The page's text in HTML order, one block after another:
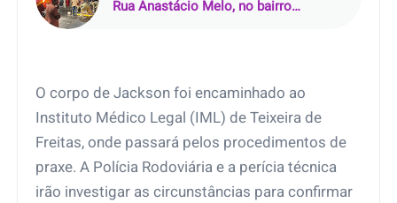
Rua Anastácio Melo, no bairro
O corpo de Jackson foi encaminhado ao
Instituto Médico Legal (IML) de Teixeira de
Freitas, onde passará pelos procedimentos de
praxe. A Polícia Rodoviária e a perícia técnica
irão investigar as circunstâncias para confirmar